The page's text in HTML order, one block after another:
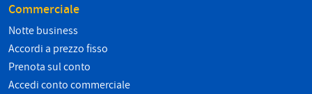
Commerciale
Notte business
Accordi a prezzo fisso
Prenota sul conto
Accedi conto commerciale